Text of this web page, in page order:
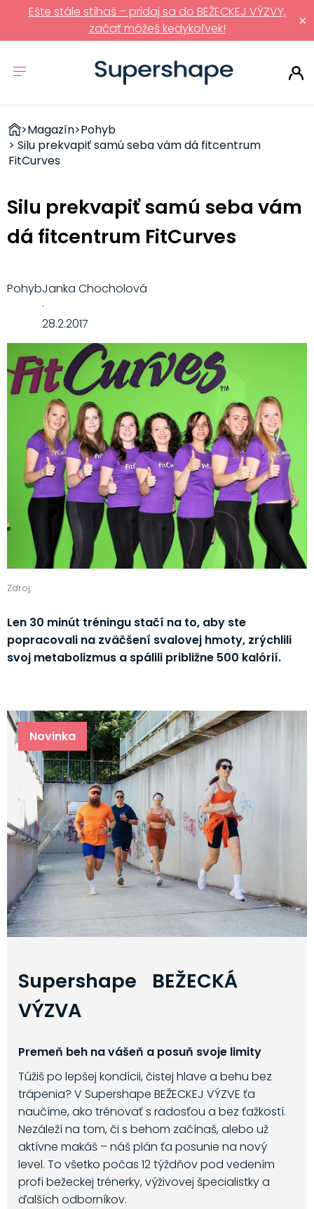
×
Ešte stále stíhaš – pridaj sa do BEŽECKEJ VÝZVY,
začať môžeš kedykoľvek!
ZDRAVÉ
RÝCHLOVKY
>Magazín>Pohyb
> Silu prekvapiť samú seba vám dá fitcentrum
FitCurves
Silu prekvapiť samú seba vám
dá fitcentrum FitCurves
Zdroj:
Len 30 minút tréningu stačí na to, aby ste
popracovali na zväčšení svalovej hmoty, zrýchlili
svoj metabolizmus a spálili približne 500 kalórií.
Novinka
Supershape BEŽECKÁ
VÝZVA
Premeň beh na vášeň a posuň svoje limity
Túžiš po lepšej kondícii, čistej hlave a behu bez
trápenia? V Supershape BEŽECKEJ VÝZVE ťa
naučíme, ako trénovať s radosťou a bez ťažkostí.
Nezáleží na tom, či s behom začínaš, alebo už
aktívne makáš – náš plán ťa posunie na nový
level. To všetko počas 12 týždňov pod vedením
profi bežeckej trénerky, výživovej špecialistky a
ďalších odborníkov.
PohybJanka Chocholová
·
28.2.2017